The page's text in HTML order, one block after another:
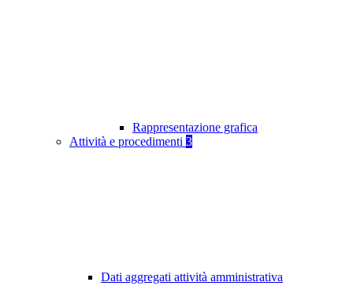
Rappresentazione grafica
Attività e procedimenti 3
Dati aggregati attività amministrativa